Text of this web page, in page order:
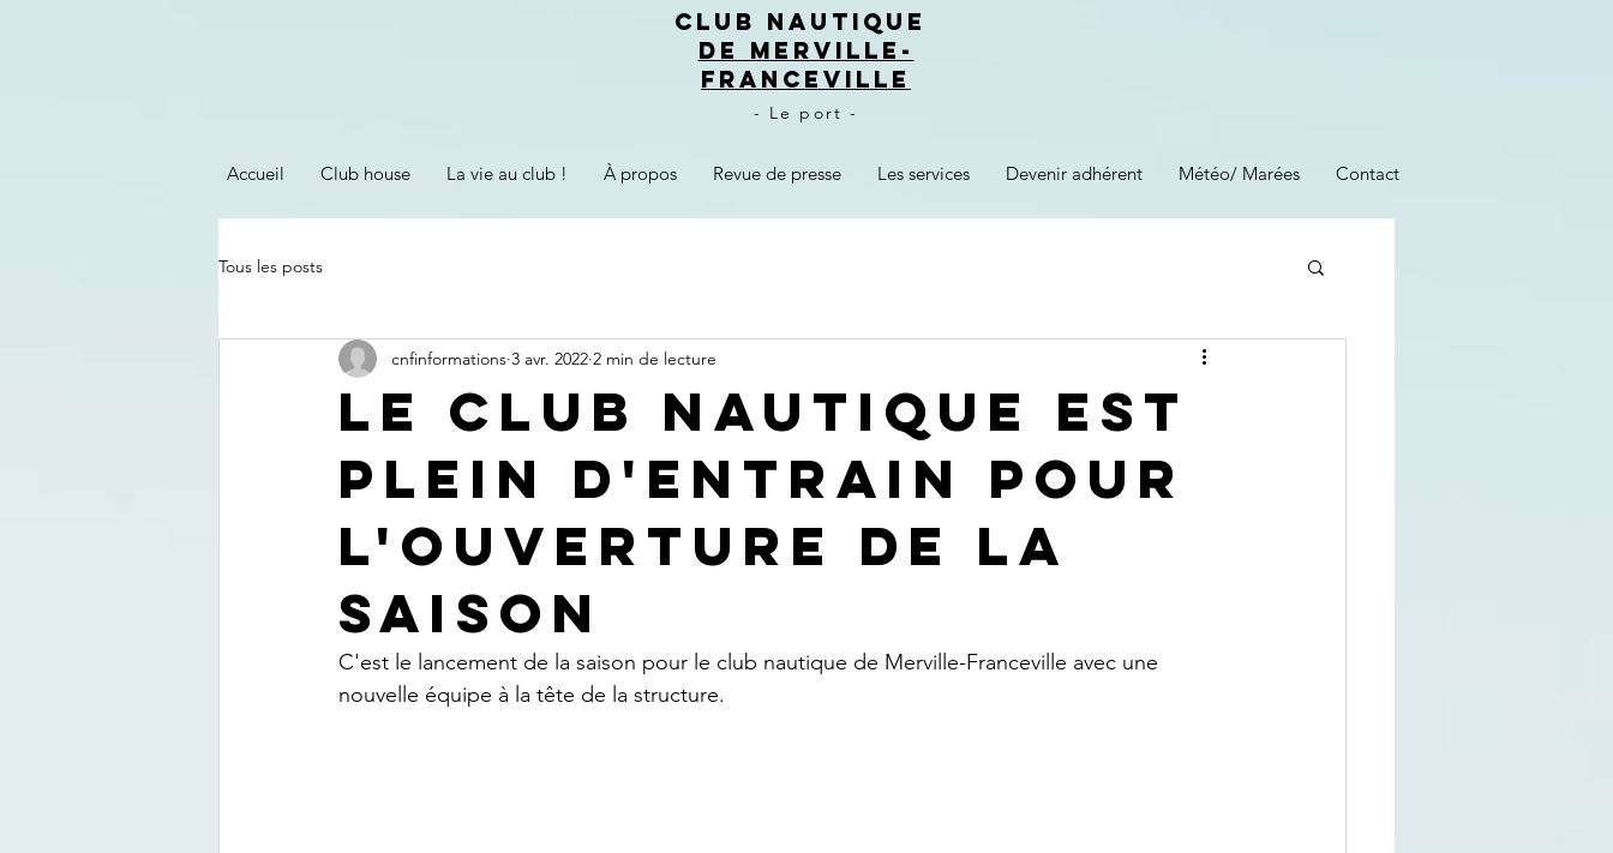
CLUB NAUTIQUE
DE MERVILLE-
FRANCEVILLE
- Le port -
Accueil Club house La vie au club ! À propos Revue de presse Les services Devenir adhérent Météo/ Marées Contact
Tous les posts
Le club nautique est
plein d'entrain pour
l'ouverture de la
saison
cnfinformations 3 avr. 2022 2 min de lecture
C'est le lancement de la saison pour le club nautique de Merville-Franceville avec une
nouvelle équipe à la tête de la structure.